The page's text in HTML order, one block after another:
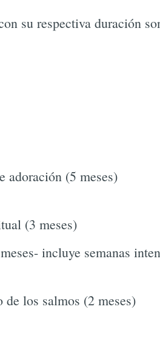
su respectiva duración
adoración (5 meses)
(3 meses)
incluye semanas
los salmos (2 meses)